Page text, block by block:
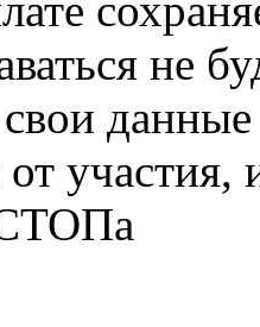
не
свои
от